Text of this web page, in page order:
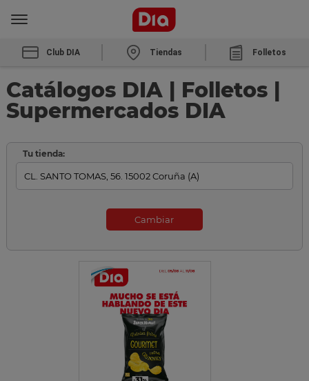
Club DIA Tiendas Folletos
Catálogos DIA | Folletos |
Supermercados DIA
Tu tienda:
Cambiar